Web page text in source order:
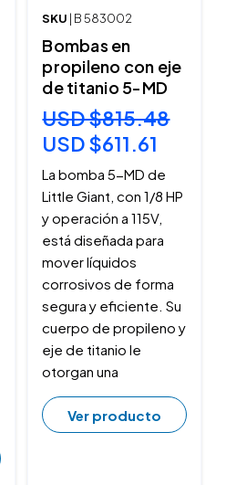
SKU | B 583002
Bombas en
propileno con eje
de titanio 5-MD
USD $815.48
USD $611.61
La bomba 5-MD de
Little Giant, con 1/8 HP
y operación a 115V,
está diseñada para
mover líquidos
corrosivos de forma
segura y eficiente. Su
cuerpo de propileno y
eje de titanio le
otorgan una
Ver producto